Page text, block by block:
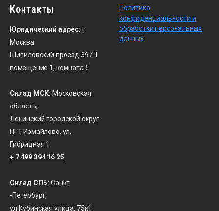
Контакты
Юридический адрес: г.
Москва
Шипиловский проезд 39 / 1
помещение 1, комната 5
Склад МСК: Московская
область,
Ленинский городской округ
ПГТ Измайлово, ул.
Гибридная 1
+ 7 499 394 16 25
Склад СПБ: Санкт
-Петербург,
ул Кубинская улица, 75к1
Политика
конфиденциальности и
обработки персональных
данных